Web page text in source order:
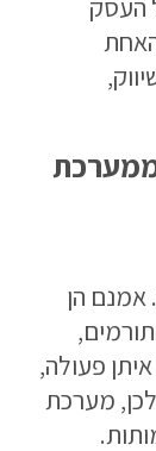
העסק
ממערכת
אמנם הן
פעולה,
מערכת